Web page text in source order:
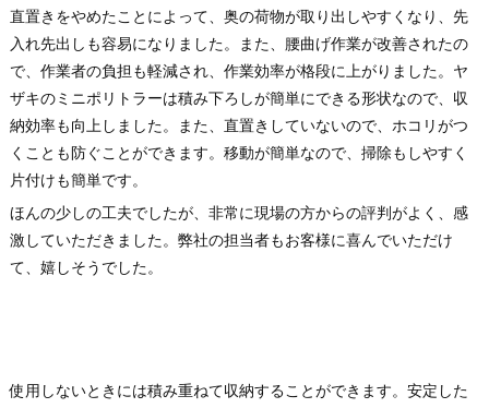
直置きをやめたことによって、奥の荷物が取り出しやすくなり、先
入れ先出しも容易になりました。また、腰曲げ作業が改善されたの
で、作業者の負担も軽減され、作業効率が格段に上がりました。ヤ
ザキのミニポリトラーは積み下ろしが簡単にできる形状なので、収
納効率も向上しました。また、直置きしていないので、ホコリがつ
くことも防ぐことができます。移動が簡単なので、掃除もしやすく
片付けも簡単です。
ほんの少しの工夫でしたが、非常に現場の方からの評判がよく、感
激していただきました。弊社の担当者もお客様に喜んでいただけ
て、嬉しそうでした。
使用しないときには積み重ねて収納することができます。安定した